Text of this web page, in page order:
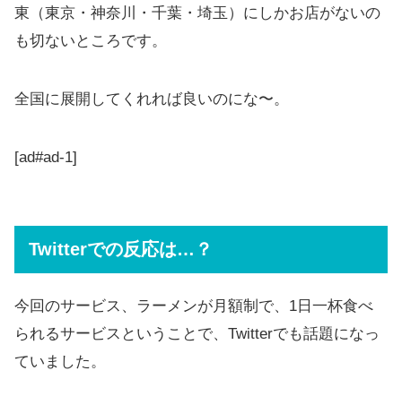
東（東京・神奈川・千葉・埼玉）にしかお店がないの
も切ないところです。
全国に展開してくれれば良いのにな〜。
[ad#ad-1]
Twitterでの反応は…？
今回のサービス、ラーメンが月額制で、1日一杯食べ
られるサービスということで、Twitterでも話題になっ
ていました。